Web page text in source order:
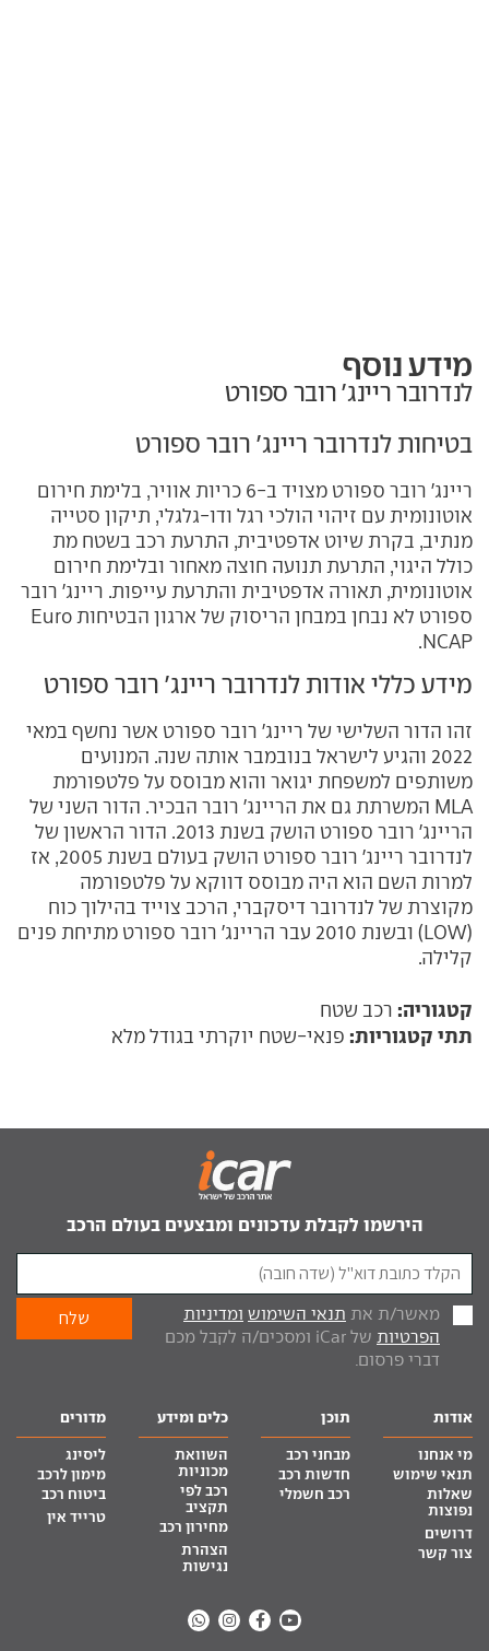
מידע נוסף
לנדרובר ריינג' רובר ספורט
בטיחות לנדרובר ריינג' רובר ספורט
ריינג' רובר ספורט מצויד ב-6 כריות אוויר, בלימת חירום
אוטונומית עם זיהוי הולכי רגל ודו-גלגלי, תיקון סטייה
מנתיב, בקרת שיוט אדפטיבית, התרעת רכב בשטח מת
כולל היגוי, התרעת תנועה חוצה מאחור ובלימת חירום
אוטונומית, תאורה אדפטיבית והתרעת עייפות. ריינג' רובר
ספורט לא נבחן במבחן הריסוק של ארגון הבטיחותEuro
NCAP
.
מידע כללי אודות לנדרובר ריינג' רובר ספורט
זהו הדור השלישי של ריינג' רובר ספורט אשר נחשף במאי
2022 והגיע לישראל בנובמבר אותה שנה.
המנועים
משותפים למשפחת יגואר והוא מבוסס על פלטפורמת
MLA המשרתת גם את הריינג' רובר הבכיר.
הדור השני של
הריינג' רובר ספורט הושק בשנת 2013. הדור הראשון של
לנדרובר ריינג' רובר ספורט הושק בעולם בשנת 2005, אז
למרות השם הוא היה מבוסס דווקא על פלטפורמה
מקוצרת של לנדרובר דיסקברי, הרכב צוייד בהילוך כוח
(
LOW
) ובשנת 2010 עבר הריינג' רובר ספורט מתיחת פנים
קלילה.
קטגוריה: רכב שטח
תתי קטגוריות: פנאי-שטח יוקרתי בגודל מלא
הירשמו לקבלת עדכונים ומבצעים בעולם הרכב
מאשר/ת את תנאי השימוש ומדיניות
הפרטיות
של iCar ומסכים/ה לקבל מכם
דברי פרסום.
אודות
מי אנחנו
תנאי שימוש
שאלות
נפוצות
דרושים
צור קשר
תוכן
מבחני רכב
חדשות רכב
רכב חשמלי
כלים ומידע
השוואת
מכוניות
רכב לפי
תקציב
מחירון רכב
הצהרת
נגישות
מדורים
ליסינג
מימון לרכב
ביטוח רכב
טרייד אין